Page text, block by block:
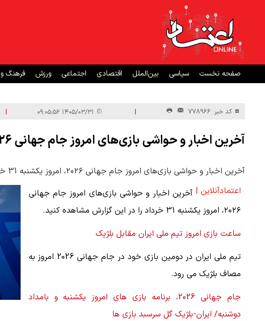
صفحه نخست سیاسی بین‌الملل اقتصادی اجتماعی ورزش فرهنگ
کد خبر: 778966 |
|
آخرین اخبار و حواشی بازی‌های امروز جام جهانی ۲۰۲۶، امروز یکشنبه 31 خرداد 1405
آخرین اخبار و حواشی بازی‌های امروز جام جهانی ۲۰۲۶، امروز یکشنبه 31 خرداد را در این گزارش مشاهده کنید.
اعتمادآنلاین | آخرین اخبار و حواشی بازی‌های امروز جام جهانی
۲۰۲۶، امروز یکشنبه 31 خرداد را در این گزارش مشاهده کنید.
ساعت بازی امروز تیم ملی ایران مقابل بلژیک
تیم ملی ایران در دومین بازی خود در جام جهانی 2026 امروز به
مصاف بلژیک می رود.
جام جهانی 2026، برنامه بازی های امروز یکشنبه و بامداد
دوشنبه/ ایران-بلژیک گل سرسبد بازی ها